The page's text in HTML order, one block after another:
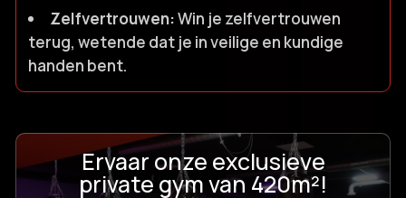
Zelfvertrouwen:Win je zelfvertrouwen
terug, wetende dat je in veilige en kundige
handen bent.​
Ervaar onze exclusieve
private gym van 420m²!